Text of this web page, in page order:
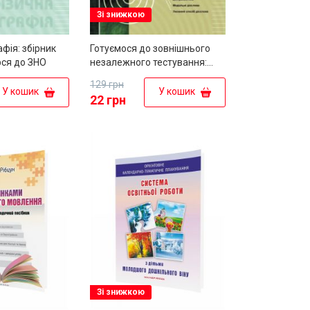
збірник
до ЗНО
У кошик
Зі знижкою
Готуємося до зовнішнього
незалежного тестування:
Збірник тестових завдань з
англійської мови
22 грн
129 грн
У кошик
Зі знижкою